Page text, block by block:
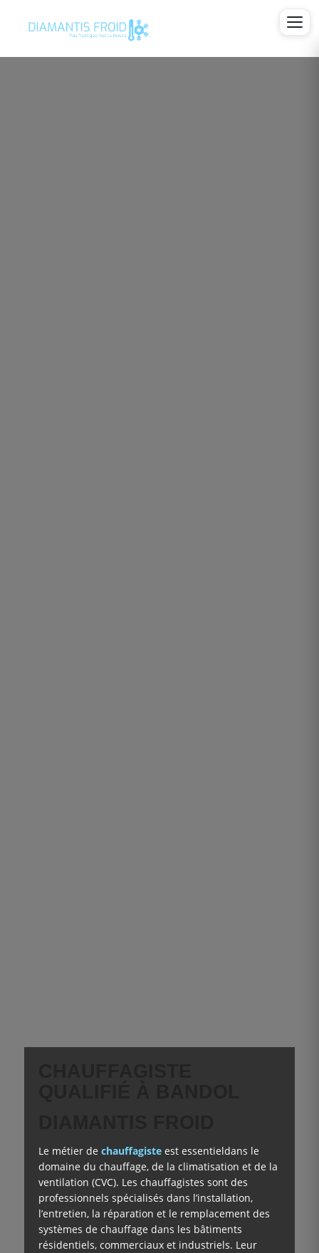
Le métier de chauffagiste est essentieldans le
domaine du chauffage, de la climatisation et de la
ventilation (CVC). Les chauffagistes sont des
professionnels spécialisés dans l’installation,
l’entretien, la réparation et le remplacement des
systèmes de chauffage dans les bâtiments
résidentiels, commerciaux et industriels. Leur